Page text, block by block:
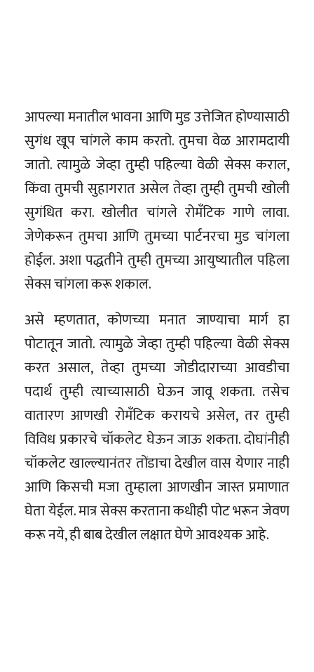
आपल्या मनातील भावना आणि मुड उत्तेजित होण्यासाठी
सुगंध खूप चांगले काम करतो. तुमचा वेळ आरामदायी
जातो. त्यामुळे जेव्हा तुम्ही पहिल्या वेळी सेक्स कराल,
किंवा तुमची सुहागरात असेल तेव्हा तुम्ही तुमची खोली
सुगंधित करा. खोलीत चांगले रोमँटिक गाणे लावा.
जेणेकरून तुमचा आणि तुमच्या पार्टनरचा मुड चांगला
होईल. अशा पद्धतीने तुम्ही तुमच्या आयुष्यातील पहिला
सेक्स चांगला करू शकाल.
असे म्हणतात, कोणच्या मनात जाण्याचा मार्ग हा
पोटातून जातो. त्यामुळे जेव्हा तुम्ही पहिल्या वेळी सेक्स
करत असाल, तेव्हा तुमच्या जोडीदाराच्या आवडीचा
पदार्थ तुम्ही त्याच्यासाठी घेऊन जावू शकता. तसेच
वातारण आणखी रोमँटिक करायचे असेल, तर तुम्ही
विविध प्रकारचे चॉकलेट घेऊन जाऊ शकता. दोघांनीही
चॉकलेट खाल्ल्यानंतर तोंडाचा देखील वास येणार नाही
आणि किसची मजा तुम्हाला आणखीन जास्त प्रमाणात
घेता येईल. मात्र सेक्स करताना कधीही पोट भरून जेवण
करू नये, ही बाब देखील लक्षात घेणे आवश्यक आहे.